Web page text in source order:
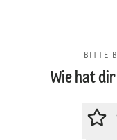
BITTE
Wie hat